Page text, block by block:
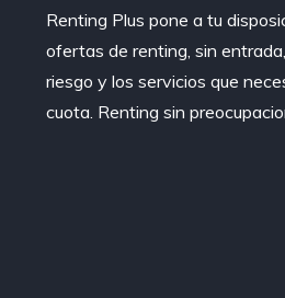
Renting Plus pone a tu
ofertas de renting, sin
riesgo y los servicios que
cuota. Renting sin